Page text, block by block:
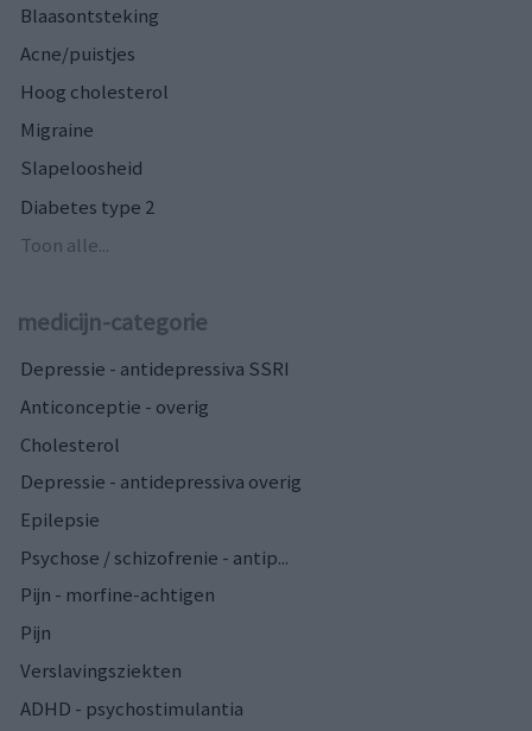
Blaasontsteking
Acne/puistjes
Hoog cholesterol
Migraine
Slapeloosheid
Diabetes type 2
Toon alle...
medicijn-categorie
Depressie - antidepressiva SSRI
Anticonceptie - overig
Cholesterol
Depressie - antidepressiva overig
Epilepsie
Psychose / schizofrenie - antip...
Pijn - morfine-achtigen
Pijn
Verslavingsziekten
ADHD - psychostimulantia